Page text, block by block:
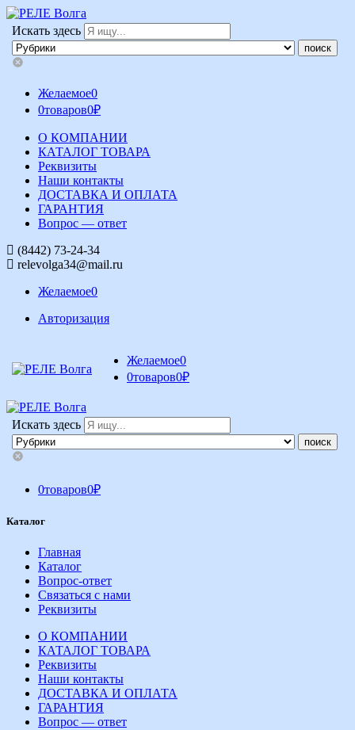
Искать здесь
Желаемое0
0товаров0₽
О КОМПАНИИ
КАТАЛОГ ТОВАРА
Реквизиты
Наши контакты
ДОСТАВКА И ОПЛАТА
ГАРАНТИЯ
Вопрос — ответ
(8442) 73-24-34
relevolga34@mail.ru
Желаемое0
Авторизация
Желаемое0
0товаров0₽
Искать здесь
0товаров0₽
Каталог
Главная
Каталог
Вопрос-ответ
Связаться с нами
Реквизиты
О КОМПАНИИ
КАТАЛОГ ТОВАРА
Реквизиты
Наши контакты
ДОСТАВКА И ОПЛАТА
ГАРАНТИЯ
Вопрос — ответ